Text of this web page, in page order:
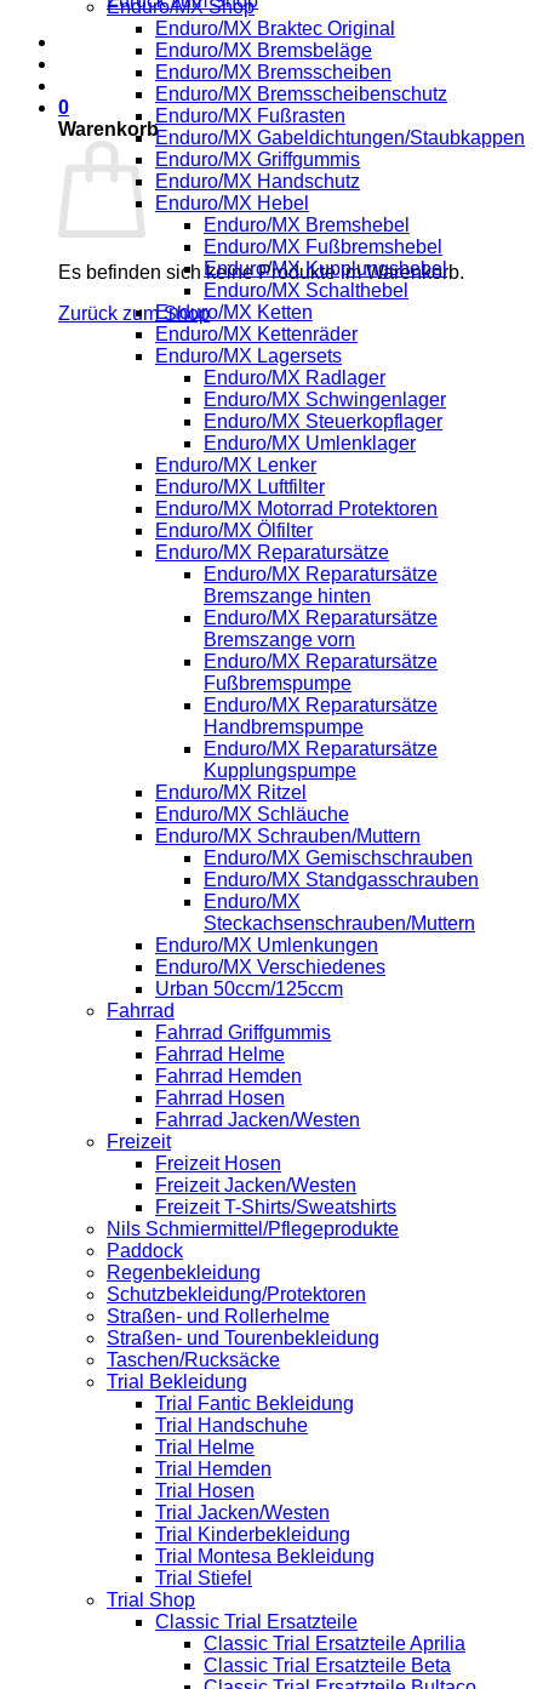
0
Warenkorb
Es befinden sich keine Produkte im Warenkorb.
Zurück zum Shop
Enduro/MX Shop
Enduro/MX Braktec Original
Enduro/MX Bremsbeläge
Enduro/MX Bremsscheiben
Enduro/MX Bremsscheibenschutz
Enduro/MX Fußrasten
Enduro/MX Gabeldichtungen/Staubkappen
Enduro/MX Griffgummis
Enduro/MX Handschutz
Enduro/MX Hebel
Enduro/MX Bremshebel
Enduro/MX Fußbremshebel
Enduro/MX Kupplungshebel
Enduro/MX Schalthebel
Enduro/MX Ketten
Enduro/MX Kettenräder
Enduro/MX Lagersets
Enduro/MX Radlager
Enduro/MX Schwingenlager
Enduro/MX Steuerkopflager
Enduro/MX Umlenklager
Enduro/MX Lenker
Enduro/MX Luftfilter
Enduro/MX Motorrad Protektoren
Enduro/MX Ölfilter
Enduro/MX Reparatursätze
Enduro/MX Reparatursätze
Bremszange hinten
Enduro/MX Reparatursätze
Bremszange vorn
Enduro/MX Reparatursätze
Fußbremspumpe
Enduro/MX Reparatursätze
Handbremspumpe
Enduro/MX Reparatursätze
Kupplungspumpe
Enduro/MX Ritzel
Enduro/MX Schläuche
Enduro/MX Schrauben/Muttern
Enduro/MX Gemischschrauben
Enduro/MX Standgasschrauben
Enduro/MX
Steckachsenschrauben/Muttern
Enduro/MX Umlenkungen
Enduro/MX Verschiedenes
Urban 50ccm/125ccm
Fahrrad
Fahrrad Griffgummis
Fahrrad Helme
Fahrrad Hemden
Fahrrad Hosen
Fahrrad Jacken/Westen
Freizeit
Freizeit Hosen
Freizeit Jacken/Westen
Freizeit T-Shirts/Sweatshirts
Nils Schmiermittel/Pflegeprodukte
Paddock
Regenbekleidung
Schutzbekleidung/Protektoren
Straßen- und Rollerhelme
Straßen- und Tourenbekleidung
Taschen/Rucksäcke
Trial Bekleidung
Trial Fantic Bekleidung
Trial Handschuhe
Trial Helme
Trial Hemden
Trial Hosen
Trial Jacken/Westen
Trial Kinderbekleidung
Trial Montesa Bekleidung
Trial Stiefel
Trial Shop
Classic Trial Ersatzteile
Classic Trial Ersatzteile Aprilia
Classic Trial Ersatzteile Beta